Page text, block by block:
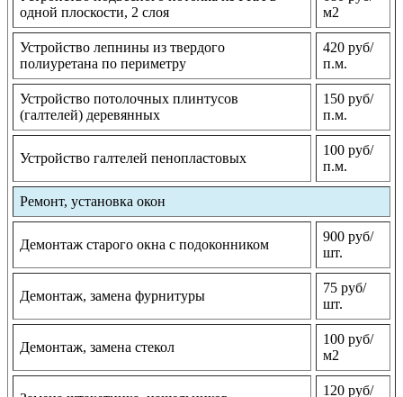
одной плоскости, 2 слоя
м2
Устройство лепнины из твердого
полиуретана по периметру
420 руб/
п.м.
Устройство потолочных плинтусов
(галтелей) деревянных
150 руб/
п.м.
Устройство галтелей пенопластовых
100 руб/
п.м.
Ремонт, установка окон
Демонтаж старого окна с подоконником
900 руб/
шт.
Демонтаж, замена фурнитуры
75 руб/
шт.
Демонтаж, замена стекол
100 руб/
м2
120 руб/